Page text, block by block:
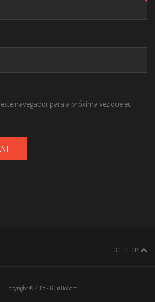
navegador para a próxima vez que eu
GO TO TOP
Copyright © 2018 - GuiaDoSom